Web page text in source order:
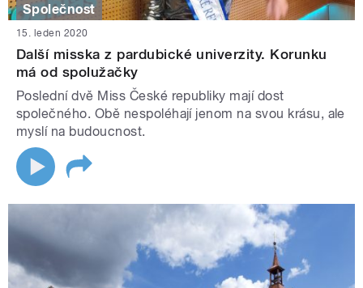
Společnost
15. leden 2020
Další misska z pardubické univerzity. Korunku
má od spolužačky
Poslední dvě Miss České republiky mají dost
společného. Obě nespoléhají jenom na svou krásu, ale
myslí na budoucnost.